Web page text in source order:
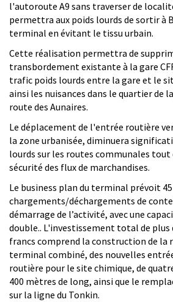
l'autoroute A9 sans traverser de
permettra aux poids lourds de sortir à
terminal en évitant le tissu urbain.
Cette réalisation permettra de
transbordement existante à la gare
trafic poids lourds entre la gare et le
ainsi les nuisances dans le quartier de
route des Aunaires.
Le déplacement de l'entrée routière
la zone urbanisée, diminuera
lourds sur les routes communales
sécurité des flux de marchandises.
Le business plan du terminal prévoit
chargements/déchargements de
démarrage de l’activité, avec une
double.. L'investissement total de plus
francs comprend la construction de la
terminal combiné, des nouvelles
routière pour le site chimique, de
400 mètres de long, ainsi que le
sur la ligne du Tonkin.